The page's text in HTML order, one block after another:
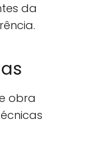
da
obra